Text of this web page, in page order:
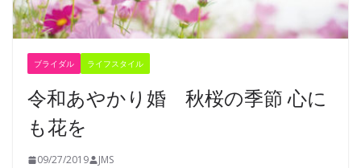
ブライダル ライフスタイル
令和あやかり婚 秋桜の季節 心に
も花を
09/27/2019 JMS